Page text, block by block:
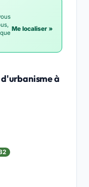
Me localiser »
à